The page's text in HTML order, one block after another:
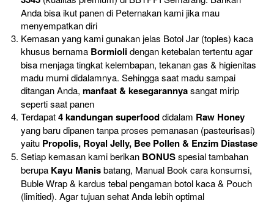
Anda bisa ikut panen di Peternakan kami jika mau
menyempatkan diri
Kemasan yang kami gunakan jelas Botol Jar (toples) kaca
khusus bernama Bormioli dengan ketebalan tertentu agar
bisa menjaga tingkat kelembapan, tekanan gas & higienitas
madu murni didalamnya. Sehingga saat madu sampai
ditangan Anda, manfaat & kesegarannya sangat mirip
seperti saat panen
Terdapat 4 kandungan superfood didalam
yang baru dipanen tanpa proses pemanasan (pasteurisasi)
yaitu Propolis, Royal Jelly, Bee Pollen & Enzim Diastase
Setiap kemasan kami berikan BONUS spesial tambahan
berupa Kayu Manis batang, Manual Book cara konsumsi,
Buble Wrap & kardus tebal pengaman botol kaca & Pouch
(limitied). Agar tujuan sehat Anda lebih optimal